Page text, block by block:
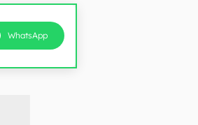
WhatsApp